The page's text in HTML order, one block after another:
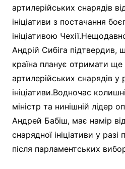
артилерійських снарядів
ініціативи з постачання
ініціативою
Андрій Сибіга підтвердив,
країна планує отримати ще
артилерійських снарядів у
ініціативи.Водночас
міністр та нинішній лідер
Андрей Бабіш, має намір
снарядної ініціативи у
після парламентських